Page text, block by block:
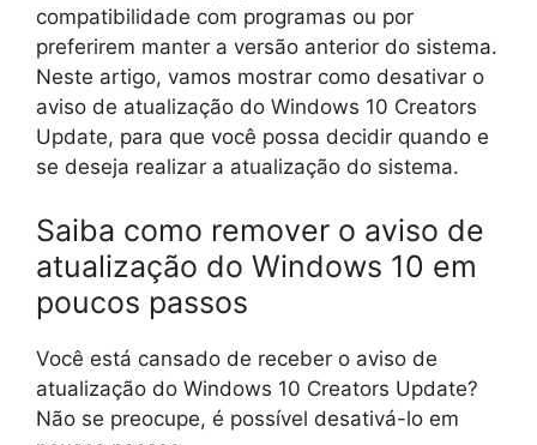
compatibilidade com programas ou por
preferirem manter a versão anterior do sistema.
Neste artigo, vamos mostrar como desativar o
aviso de atualização do Windows 10 Creators
Update, para que você possa decidir quando e
se deseja realizar a atualização do sistema.
Saiba como remover o aviso de
atualização do Windows 10 em
poucos passos
Você está cansado de receber o aviso de
atualização do Windows 10 Creators Update?
Não se preocupe, é possível desativá-lo em